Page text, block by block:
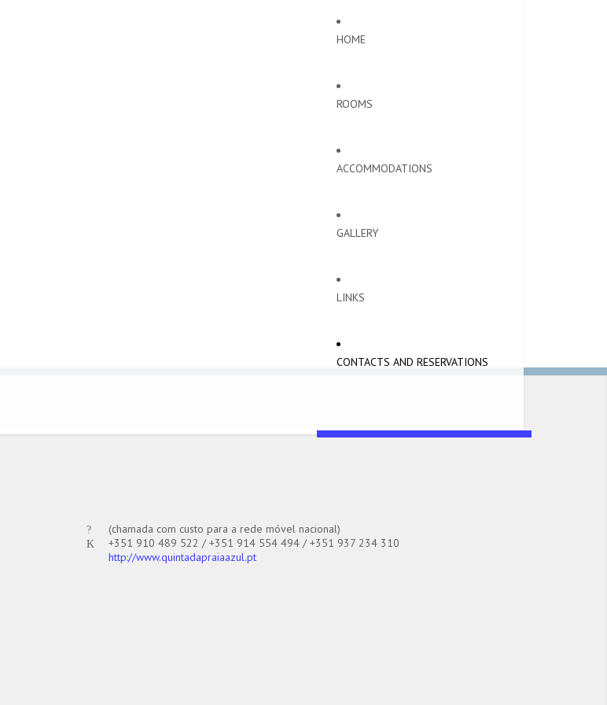
HOME
ROOMS
ACCOMMODATIONS
GALLERY
LINKS
CONTACTS AND RESERVATIONS
(chamada com custo para a rede móvel nacional)
+351 910 489 522 / +351 914 554 494 / +351 937 234 310
http://www.quintadapraiaazul.pt